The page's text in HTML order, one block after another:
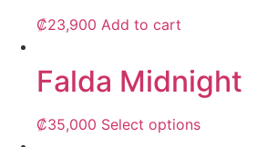
₡23,900 Add to cart
Falda Midnight
₡35,000 Select optionsThis